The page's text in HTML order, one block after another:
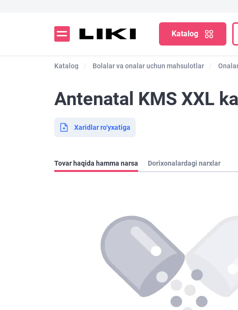
Katalog
Katalog Bolalar va onalar uchun mahsulotlar
Antenatal KMS XXL
Xaridlar ro‘yxatiga
Tovar haqida hamma narsa Dorixonalardagi narxlar